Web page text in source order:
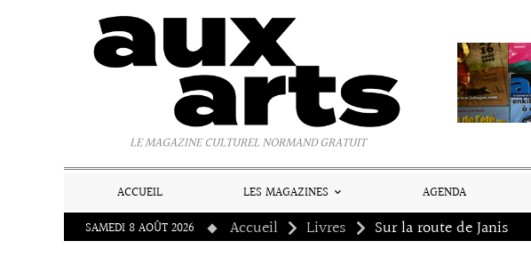
LE MAGAZINE CULTUREL NORMAND GRATUIT
ACCUEIL LES MAGAZINES AGENDA
SAMEDI 8 AOÛT 2026
Accueil Livres Sur la route de Janis
Panneau de gestion des cookies